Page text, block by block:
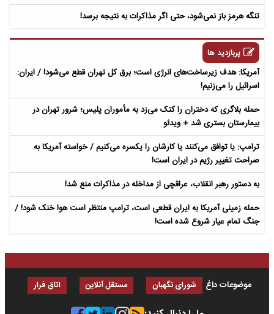
تنگه هرمز باز نمی‌شود، حتی اگر مذاکرات به نتیجه برسد!
پربازدید ها
آمریکا: هدف زیرساخت‌های انرژی است؛ برق کل تهران قطع می‌شود! / ایران:
اسرائیل را می‌زنیم!
حمله بلاگری که دختران را کتک می‌زد به مأموران پلیس؛ شرور تهران در
بیمارستان بستری شد + ویدئو
ترامپ: یا توافق می‌کنند یا کارشان را یکسره می‌کنیم / خواسته آمریکا به
صراحت تغییر رژیم در ایران است!
به دستور رهبر انقلاب، عراقچی از مداخله در مذاکرات منع شد!
حمله زمینی آمریکا به ایران قطعی است، ترامپ منتظر است هوا خنک شود! /
جنگ تمام عیار شروع شده است!
موضوعات داغ شورای نگهبان مستقل آنلاین اتاق فرار